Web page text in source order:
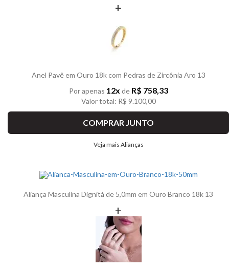
+
Anel Pavê em Ouro 18k com Pedras de Zircônia Aro 13
Por apenas 12xde R$ 758,33
Valor total: R$ 9.100,00
COMPRAR JUNTO
Veja mais Alianças
Aliança Masculina Dignità de 5,0mm em Ouro Branco 18k 13
+